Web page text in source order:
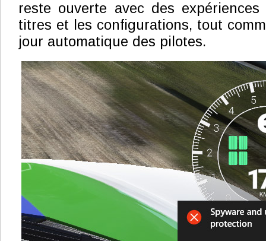
reste ouverte avec des
titres et les configurations, tout
jour automatique des pilotes.